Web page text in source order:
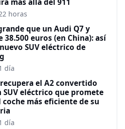
más allá del 911
horas
que un Audi Q7 y
38.500 euros (en China): así
SUV eléctrico de
día
el A2 convertido
SUV eléctrico que promete
coche más eficiente de su
día